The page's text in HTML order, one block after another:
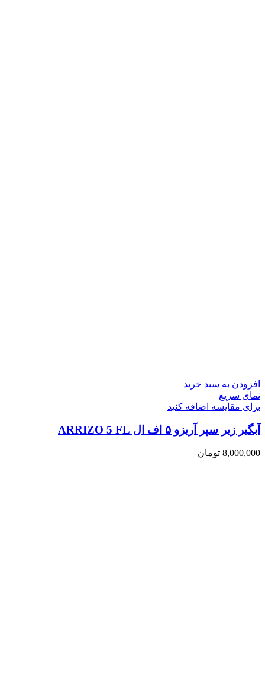
افزودن به سبد خرید
نمای سریع
برای مقایسه اضافه کنید
آبگیر زیر سپر آریزو ۵ اف ال ARRIZO 5 FL
8,000,000 تومان